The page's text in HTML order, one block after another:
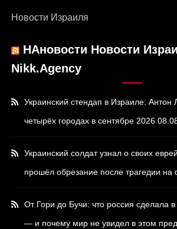
Новости Израиля
НАновости Новости
Nikk.Agency
Украинский стендап в Израиле: Антон
четырёх городах в сентябре 2026
Украинский солдат узнал о своих
прошёл обрезание после трагедии на
От Гори до Бучи: что россия сделала
— и почему мир не увидел в этом